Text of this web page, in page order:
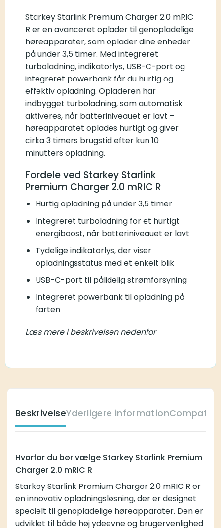
Starkey Starlink Premium Charger 2.0 mRIC
R er en avanceret oplader til genopladelige
høreapparater, som oplader dine enheder
på under 3,5 timer. Med integreret
turboladning, indikatorlys, USB-C-port og
integreret powerbank får du hurtig og
effektiv opladning. Opladeren har
indbygget turboladning, som automatisk
aktiveres, når batteriniveauet er lavt –
høreapparatet oplades hurtigt og giver
cirka 3 timers brugstid efter kun 10
minutters opladning.
Fordele ved Starkey Starlink
Premium Charger 2.0 mRIC R
Hurtig opladning på under 3,5 timer
Integreret turboladning for et hurtigt
energiboost, når batteriniveauet er lavt
Tydelige indikatorlys, der viser
opladningsstatus med et enkelt blik
USB-C-port til pålidelig strømforsyning
Integreret powerbank til opladning på
farten
Læs mere i beskrivelsen nedenfor
BeskrivelseYderligere information
Hvorfor du bør vælge Starkey Starlink Premium
Charger 2.0 mRIC R
Starkey Starlink Premium Charger 2.0 mRIC R er
en innovativ opladningsløsning, der er designet
specielt til genopladelige høreapparater. Den er
udviklet til både høj ydeevne og brugervenlighed